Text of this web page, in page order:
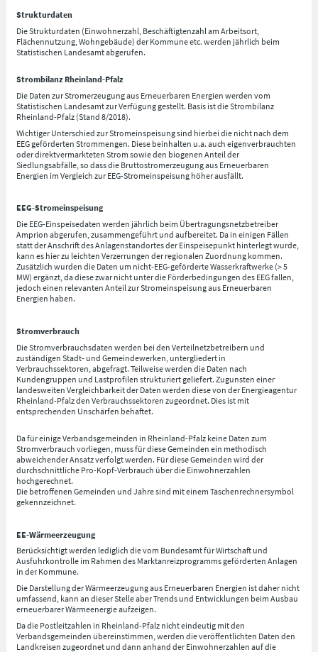
Strukturdaten
Die Strukturdaten (Einwohnerzahl, Beschäftigtenzahl am Arbeitsort,
Flächennutzung, Wohngebäude) der Kommune etc. werden jährlich beim
Statistischen Landesamt abgerufen.
Strombilanz Rheinland-Pfalz
Die Daten zur Stromerzeugung aus Erneuerbaren Energien werden vom
Statistischen Landesamt zur Verfügung gestellt. Basis ist die Strombilanz
Rheinland-Pfalz (Stand 8/2018).
Wichtiger Unterschied zur Stromeinspeisung sind hierbei die nicht nach dem
EEG geförderten Strommengen. Diese beinhalten u.a. auch eigenverbrauchten
oder direktvermarkteten Strom sowie den biogenen Anteil der
Siedlungsabfälle, so dass die Bruttostromerzeugung aus Erneuerbaren
Energien im Vergleich zur EEG-Stromeinspeisung höher ausfällt.
EEG-Stromeinspeisung
Die EEG-Einspeisedaten werden jährlich beim Übertragungsnetzbetreiber
Amprion abgerufen, zusammengeführt und aufbereitet. Da in einigen Fällen
statt der Anschrift des Anlagenstandortes der Einspeisepunkt hinterlegt wurde,
kann es hier zu leichten Verzerrungen der regionalen Zuordnung kommen.
Zusätzlich wurden die Daten um nicht-EEG-geförderte Wasserkraftwerke (> 5
MW) ergänzt, da diese zwar nicht unter die Förderbedingungen des EEG fallen,
jedoch einen relevanten Anteil zur Stromeinspeisung aus Erneuerbaren
Energien haben.
Stromverbrauch
Die Stromverbrauchsdaten werden bei den Verteilnetzbetreibern und
zuständigen Stadt- und Gemeindewerken, untergliedert in
Verbrauchssektoren, abgefragt. Teilweise werden die Daten nach
Kundengruppen und Lastprofilen strukturiert geliefert. Zugunsten einer
landesweiten Vergleichbarkeit der Daten werden diese von der Energieagentur
Rheinland-Pfalz den Verbrauchssektoren zugeordnet. Dies ist mit
entsprechenden Unschärfen behaftet.
Da für einige Verbandsgemeinden in Rheinland-Pfalz keine Daten zum
Stromverbrauch vorliegen, muss für diese Gemeinden ein methodisch
abweichender Ansatz verfolgt werden. Für diese Gemeinden wird der
durchschnittliche Pro-Kopf-Verbrauch über die Einwohnerzahlen
hochgerechnet.
Die betroffenen Gemeinden und Jahre sind mit einem Taschenrechnersymbol
gekennzeichnet.
EE-Wärmeerzeugung
Berücksichtigt werden lediglich die vom Bundesamt für Wirtschaft und
Ausfuhrkontrolle im Rahmen des Marktanreizprogramms geförderten Anlagen
in der Kommune.
Die Darstellung der Wärmeerzeugung aus Erneuerbaren Energien ist daher nicht
umfassend, kann an dieser Stelle aber Trends und Entwicklungen beim Ausbau
erneuerbarer Wärmeenergie aufzeigen.
Da die Postleitzahlen in Rheinland-Pfalz nicht eindeutig mit den
Verbandsgemeinden übereinstimmen, werden die veröffentlichten Daten den
Landkreisen zugeordnet und dann anhand der Einwohnerzahlen auf die